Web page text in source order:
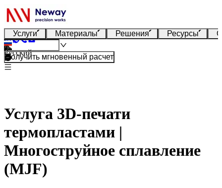
Услуги Материалы Решения Ресурсы
Русский
Получить мгновенный расчет
Услуга 3D-печати
термопластами |
Многоструйное сплавление
(MJF)